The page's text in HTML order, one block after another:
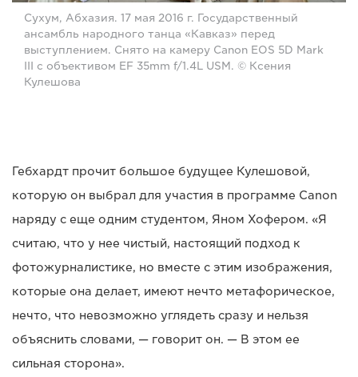
Сухум, Абхазия. 17 мая 2016 г. Государственный
ансамбль народного танца «Кавказ» перед
выступлением. Снято на камеру Canon EOS 5D Mark
III с объективом EF 35mm f/1.4L USM. © Ксения
Кулешова
Гебхардт прочит большое будущее Кулешовой,
которую он выбрал для участия в программе Canon
наряду с еще одним студентом, Яном Хофером. «Я
считаю, что у нее чистый, настоящий подход к
фотожурналистике, но вместе с этим изображения,
которые она делает, имеют нечто метафорическое,
нечто, что невозможно углядеть сразу и нельзя
объяснить словами, — говорит он. — В этом ее
сильная сторона».